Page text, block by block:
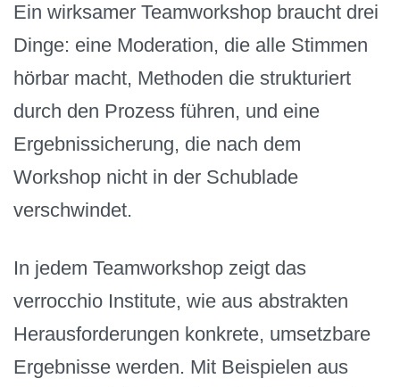
Ein wirksamer Teamworkshop braucht drei
Dinge: eine Moderation, die alle Stimmen
hörbar macht, Methoden die strukturiert
durch den Prozess führen, und eine
Ergebnissicherung, die nach dem
Workshop nicht in der Schublade
verschwindet.
In jedem Teamworkshop zeigt das
verrocchio Institute, wie aus abstrakten
Herausforderungen konkrete, umsetzbare
Ergebnisse werden. Mit Beispielen aus